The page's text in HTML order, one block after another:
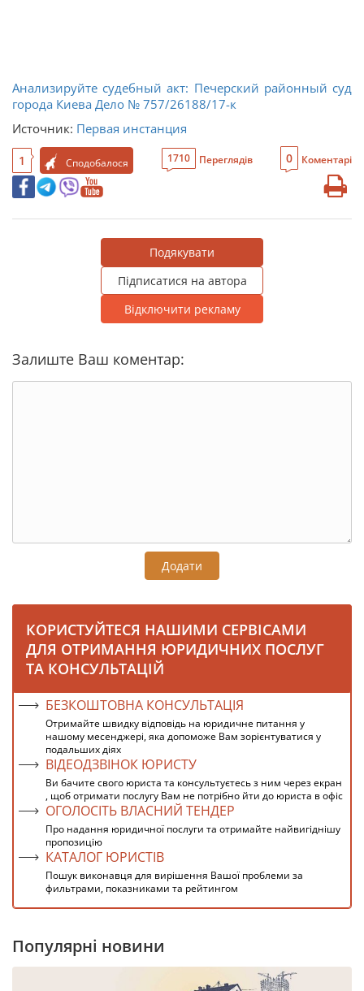
Анализируйте судебный акт: Печерский районный суд
города Киева Дело № 757/26188/17-к
Источник: Первая инстанция
1 Сподобалося 1710 Переглядів 0 Коментарі
Подякувати
Підписатися на автора
Відключити рекламу
Залиште Ваш коментар:
Додати
КОРИСТУЙТЕСЯ НАШИМИ СЕРВІСАМИ
ДЛЯ ОТРИМАННЯ ЮРИДИЧНИХ ПОСЛУГ
ТА КОНСУЛЬТАЦІЙ
БЕЗКОШТОВНА КОНСУЛЬТАЦІЯ
Отримайте швидку відповідь на юридичне питання у
нашому месенджері, яка допоможе Вам зорієнтуватися у
подальших діях
ВІДЕОДЗВІНОК ЮРИСТУ
Ви бачите свого юриста та консультуєтесь з ним через екран
, щоб отримати послугу Вам не потрібно йти до юриста в офіс
ОГОЛОСІТЬ ВЛАСНИЙ ТЕНДЕР
Про надання юридичної послуги та отримайте найвигіднішу
пропозицію
КАТАЛОГ ЮРИСТІВ
Пошук виконавця для вирішення Вашої проблеми за
фильтрами, показниками та рейтингом
Популярні новини